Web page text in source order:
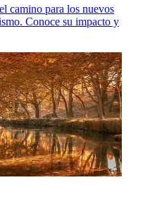
camino para los nuevos
Conoce su impacto y